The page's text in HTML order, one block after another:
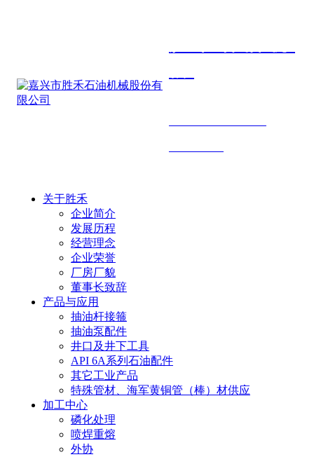
关于胜禾
企业简介
发展历程
经营理念
企业荣誉
厂房厂貌
董事长致辞
产品与应用
抽油杆接箍
抽油泵配件
井口及井下工具
API 6A系列石油配件
其它工业产品
特殊管材、海军黄铜管（棒）材供应
加工中心
磷化处理
喷焊重熔
外协